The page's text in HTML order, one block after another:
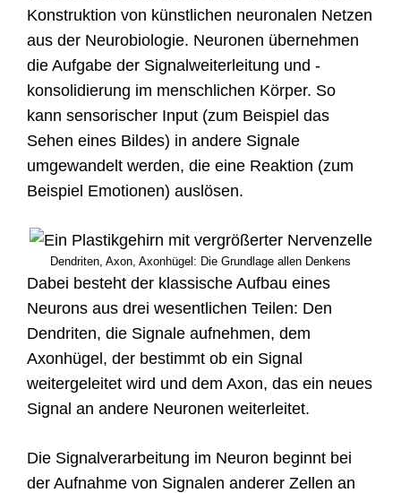
Konstruktion von künstlichen neuronalen Netzen
aus der Neurobiologie. Neuronen übernehmen
die Aufgabe der Signalweiterleitung und -
konsolidierung im menschlichen Körper. So
kann sensorischer Input (zum Beispiel das
Sehen eines Bildes) in andere Signale
umgewandelt werden, die eine Reaktion (zum
Beispiel Emotionen) auslösen.
Dendriten, Axon, Axonhügel: Die Grundlage allen Denkens
Dabei besteht der klassische Aufbau eines
Neurons aus drei wesentlichen Teilen: Den
Dendriten, die Signale aufnehmen, dem
Axonhügel, der bestimmt ob ein Signal
weitergeleitet wird und dem Axon, das ein neues
Signal an andere Neuronen weiterleitet.
Die Signalverarbeitung im Neuron beginnt bei
der Aufnahme von Signalen anderer Zellen an